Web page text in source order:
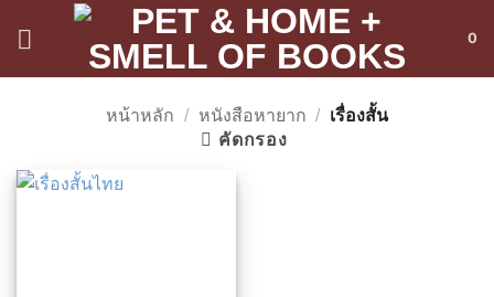
0
หน้าหลัก / หนังสือหายาก / เรื่องสั้น
คัดกรอง